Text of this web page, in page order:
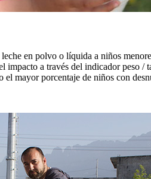
en polvo o líquida a niños
impacto a través del indicador peso
el mayor porcentaje de niños con